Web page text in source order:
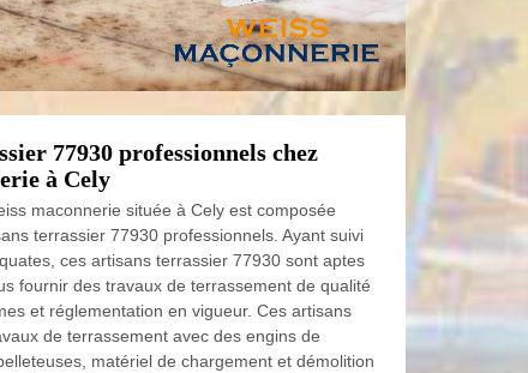
77930 professionnels chez
à Cely
maconnerie située à Cely est composée
terrassier 77930 professionnels. Ayant suivi
ces artisans terrassier 77930 sont aptes
fournir des travaux de terrassement de qualité
et réglementation en vigueur. Ces artisans
de terrassement avec des engins de
matériel de chargement et démolition